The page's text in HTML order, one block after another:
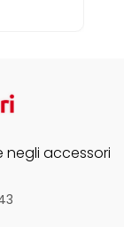
negli accessori